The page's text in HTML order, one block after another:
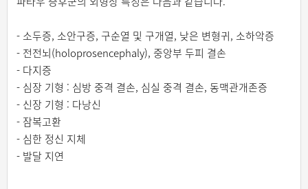
- 소두증, 소안구증, 구순열 및 구개열, 낮은 변형귀, 소하악증
- 전전뇌(holoprosencephaly), 중앙부 두피 결손
- 다지증
- 심장 기형 : 심방 중격 결손, 심실 중격 결손, 동맥관개존증
- 신장 기형 : 다낭신
- 잠복고환
- 심한 정신 지체
- 발달 지연